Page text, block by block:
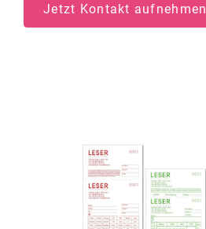
Jetzt Kontakt aufnehmen